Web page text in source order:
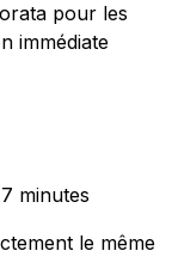
pour les
immédiate
minutes
le même